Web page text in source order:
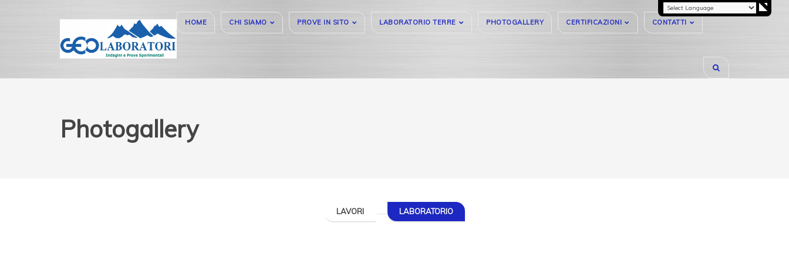
HOME CHI SIAMO PROVE IN SITO LABORATORIO TERRE PHOTOGALLERY CERTIFICAZIONI CONTATTI
Photogallery
LAVORI LABORATORIO